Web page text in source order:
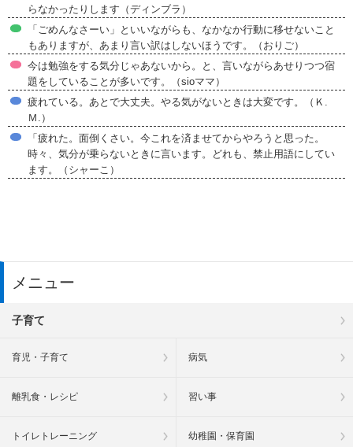
らなかったりします（ディンブラ）
「ごめんなさーい」といいながらも、なかなか行動に移せないこと
もありますが、あまり言い訳はしないほうです。（おりご）
今は勉強をする気分じゃあないから。と、言いながらあせりつつ宿
題をしていることが多いです。（sioママ）
疲れている。あとで大丈夫。やる気がないときは大変です。（Ｋ.
Ｍ.）
「疲れた。面倒くさい。今これを済ませてからやろうと思った。
時々、気分が乗らないときに言います。どれも、禁止用語にしてい
ます。（シャーこ）
メニュー
子育て
育児・子育て 病気
離乳食・レシピ 習い事
トイレトレーニング 幼稚園・保育園